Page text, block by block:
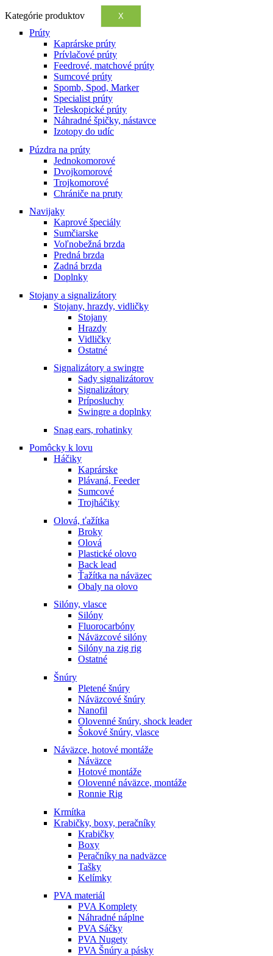
Kategórie produktov X
Prúty
Kaprárske prúty
Prívlačové prúty
Feedrové, matchové prúty
Sumcové prúty
Spomb, Spod, Marker
Specialist prúty
Teleskopické prúty
Náhradné špičky, nástavce
Izotopy do udíc
Púzdra na prúty
Jednokomorové
Dvojkomorové
Trojkomorové
Chrániče na pruty
Navijaky
Kaprové špeciály
Sumčiarske
Voľnobežná brzda
Predná brzda
Zadná brzda
Doplnky
Stojany a signalizátory
Stojany, hrazdy, vidličky
Stojany
Hrazdy
Vidličky
Ostatné
Signalizátory a swingre
Sady signalizátorov
Signalizátory
Príposluchy
Swingre a doplnky
Snag ears, rohatinky
Pomôcky k lovu
Háčiky
Kaprárske
Plávaná, Feeder
Sumcové
Trojháčiky
Olová, ťažítka
Broky
Olová
Plastické olovo
Back lead
Ťažítka na náväzec
Obaly na olovo
Silóny, vlasce
Silóny
Fluorocarbóny
Náväzcové silóny
Silóny na zig rig
Ostatné
Šnúry
Pletené šnúry
Náväzcové šnúry
Nanofil
Olovenné šnúry, shock leader
Šokové šnúry, vlasce
Náväzce, hotové montáže
Náväzce
Hotové montáže
Olovenné náväzce, montáže
Ronnie Rig
Krmítka
Krabičky, boxy, peračníky
Krabičky
Boxy
Peračníky na nadväzce
Tašky
Kelímky
PVA materiál
PVA Komplety
Náhradné náplne
PVA Sáčky
PVA Nugety
PVA Šnúry a pásky